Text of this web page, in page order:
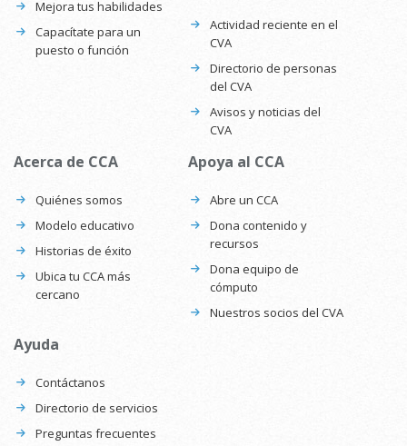
Mejora tus habilidades
Capacítate para un
puesto o función
Actividad reciente en el
CVA
Directorio de personas
del CVA
Avisos y noticias del
CVA
Acerca de CCA
Quiénes somos
Modelo educativo
Historias de éxito
Ubica tu CCA más
cercano
Apoya al CCA
Abre un CCA
Dona contenido y
recursos
Dona equipo de
cómputo
Nuestros socios del CVA
Ayuda
Contáctanos
Directorio de servicios
Preguntas frecuentes